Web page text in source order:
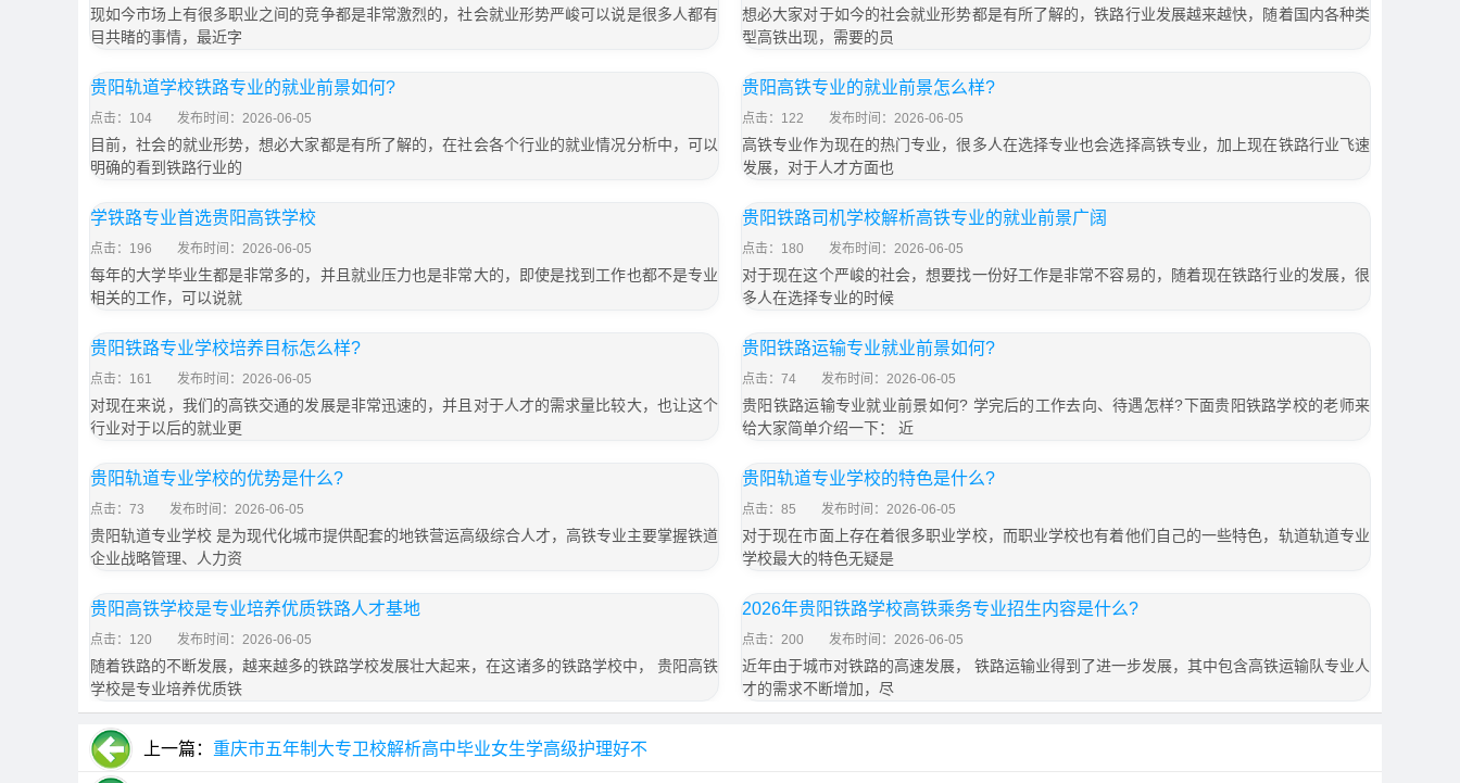
现如今市场上有很多职业之间的竞争都是非常激烈的，社会就业形势严峻可以说是很多人都有
目共睹的事情，最近字
想必大家对于如今的社会就业形势都是有所了解的，铁路行业发展越来越快，随着国内各种类
型高铁出现，需要的员
贵阳轨道学校铁路专业的就业前景如何?
点击：104 发布时间：2026-06-05
目前，社会的就业形势，想必大家都是有所了解的，在社会各个行业的就业情况分析中，可以
明确的看到铁路行业的
贵阳高铁专业的就业前景怎么样?
点击：122 发布时间：2026-06-05
高铁专业作为现在的热门专业，很多人在选择专业也会选择高铁专业，加上现在铁路行业飞速
发展，对于人才方面也
学铁路专业首选贵阳高铁学校
点击：196 发布时间：2026-06-05
每年的大学毕业生都是非常多的，并且就业压力也是非常大的，即使是找到工作也都不是专业
相关的工作，可以说就
贵阳铁路司机学校解析高铁专业的就业前景广阔
点击：180 发布时间：2026-06-05
对于现在这个严峻的社会，想要找一份好工作是非常不容易的，随着现在铁路行业的发展，很
多人在选择专业的时候
贵阳铁路专业学校培养目标怎么样?
点击：161 发布时间：2026-06-05
对现在来说，我们的高铁交通的发展是非常迅速的，并且对于人才的需求量比较大，也让这个
行业对于以后的就业更
贵阳铁路运输专业就业前景如何?
点击：74 发布时间：2026-06-05
贵阳铁路运输专业就业前景如何? 学完后的工作去向、待遇怎样?下面贵阳铁路学校的老师来
给大家简单介绍一下： 近
贵阳轨道专业学校的优势是什么?
点击：73 发布时间：2026-06-05
贵阳轨道专业学校 是为现代化城市提供配套的地铁营运高级综合人才，高铁专业主要掌握铁道
企业战略管理、人力资
贵阳轨道专业学校的特色是什么?
点击：85 发布时间：2026-06-05
对于现在市面上存在着很多职业学校，而职业学校也有着他们自己的一些特色，轨道轨道专业
学校最大的特色无疑是
贵阳高铁学校是专业培养优质铁路人才基地
点击：120 发布时间：2026-06-05
随着铁路的不断发展，越来越多的铁路学校发展壮大起来，在这诸多的铁路学校中， 贵阳高铁
学校是专业培养优质铁
2026年贵阳铁路学校高铁乘务专业招生内容是什么?
点击：200 发布时间：2026-06-05
近年由于城市对铁路的高速发展， 铁路运输业得到了进一步发展，其中包含高铁运输队专业人
才的需求不断增加，尽
上一篇： 重庆市五年制大专卫校解析高中毕业女生学高级护理好不